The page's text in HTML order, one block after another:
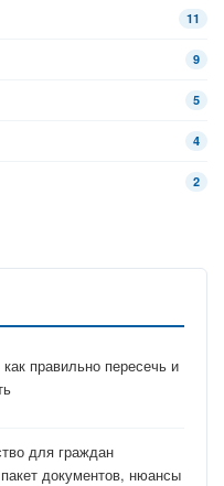
11
9
5
4
2
правильно пересечь и
для граждан
документов, нюансы